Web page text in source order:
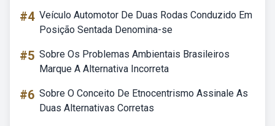
#4 Veículo Automotor De Duas Rodas Conduzido Em
Posição Sentada Denomina-se
#5 Sobre Os Problemas Ambientais Brasileiros
Marque A Alternativa Incorreta
#6 Sobre O Conceito De Etnocentrismo Assinale As
Duas Alternativas Corretas